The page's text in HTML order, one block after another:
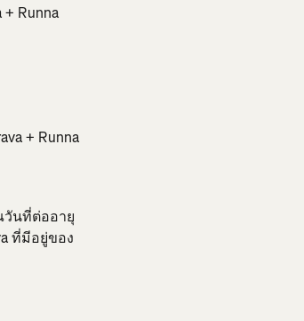
Runna
+ Runna
วันที่ต่ออายุ
ที่มีอยู่ของ